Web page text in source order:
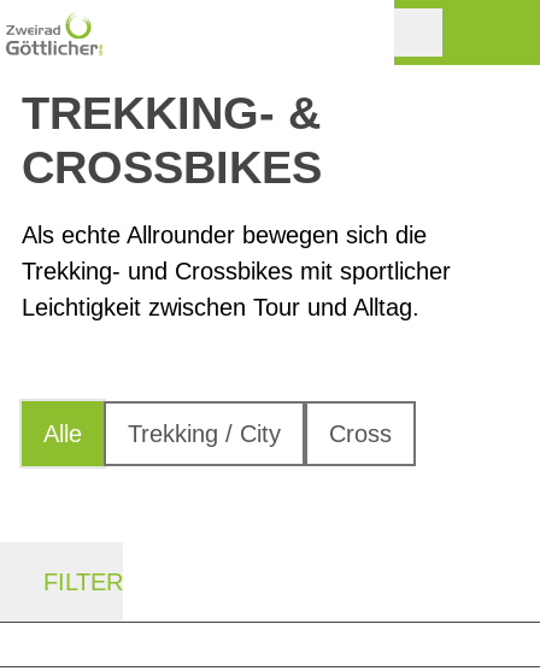
TREKKING- &
CROSSBIKES
Als echte Allrounder bewegen sich die
Trekking- und Crossbikes mit sportlicher
Leichtigkeit zwischen Tour und Alltag.
Alle Trekking / City Cross
FILTER